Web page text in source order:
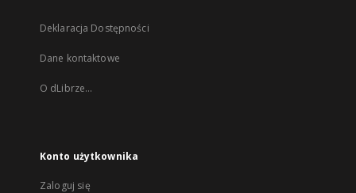
Deklaracja Dostępności
Dane kontaktowe
O dLibrze...
Konto użytkownika
Zaloguj się